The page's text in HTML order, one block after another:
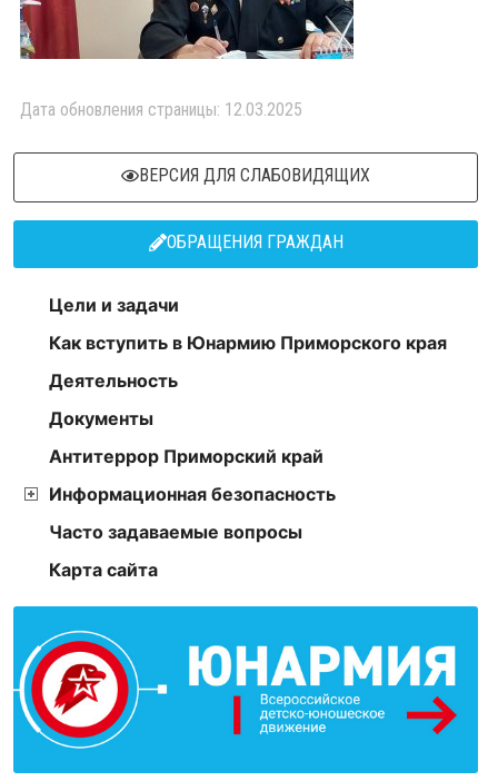
Дата обновления страницы: 12.03.2025
ВЕРСИЯ ДЛЯ СЛАБОВИДЯЩИХ
ОБРАЩЕНИЯ ГРАЖДАН
Цели и задачи
Как вступить в Юнармию Приморского края
Деятельность
Документы
Антитеррор Приморский край
Информационная безопасность
Часто задаваемые вопросы
Карта сайта